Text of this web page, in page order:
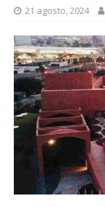
21 agosto, 2024